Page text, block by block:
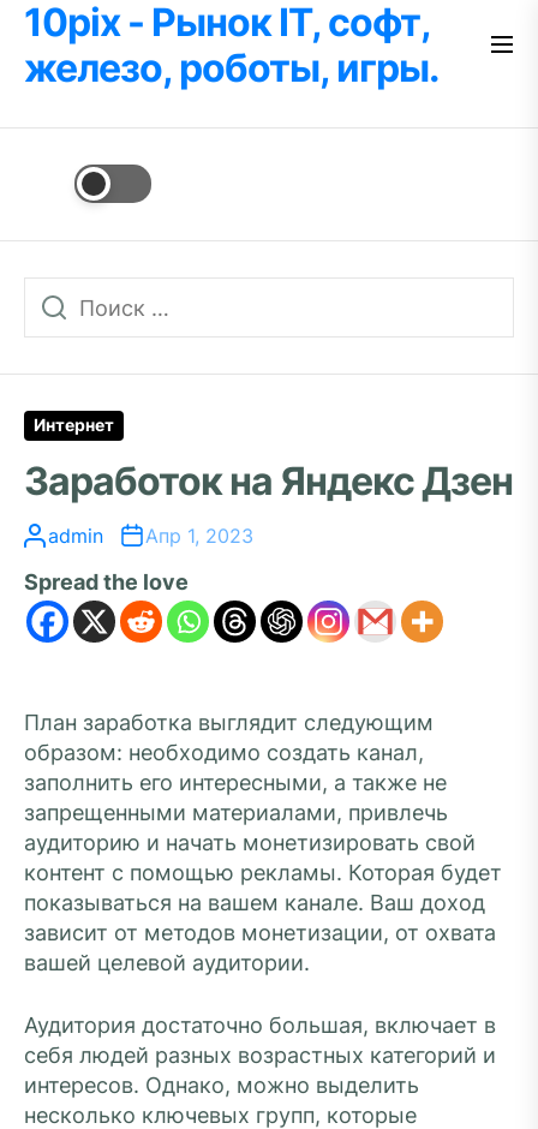
Перейти
содержимому
10pix - Рынок IT, софт,
железо, роботы, игры.
Интернет
Заработок на Яндекс Дзен
admin Апр 1, 2023
Spread the love
План заработка выглядит следующим
образом: необходимо создать канал,
заполнить его интересными, а также не
запрещенными материалами, привлечь
аудиторию и начать монетизировать свой
контент с помощью рекламы. Которая будет
показываться на вашем канале. Ваш доход
зависит от методов монетизации, от охвата
вашей целевой аудитории.
Аудитория достаточно большая, включает в
себя людей разных возрастных категорий и
интересов. Однако, можно выделить
несколько ключевых групп, которые